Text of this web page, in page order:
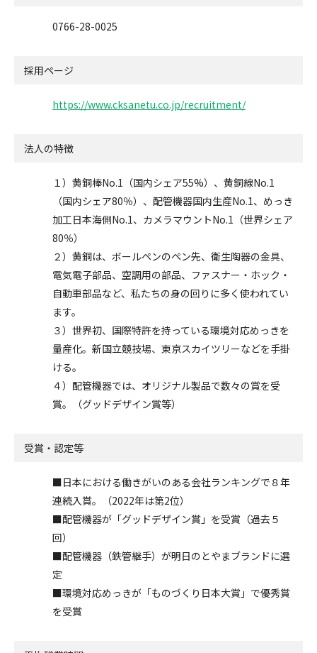
0766-28-0025
採用ページ
https://www.cksanetu.co.jp/recruitment/
法人の特徴
１）黄銅棒No.1（国内シェア55%）、黄銅線No.1
（国内シェア80％）、配管機器国内生産No.1、めっき
加工日本海側No.1、カメラマウントNo.1（世界シェア
80％）
２）黄銅は、ボールペンのペン先、衛生陶器の金具、
電気電子部品、空調用の部品、ファスナー・ホック・
自動車部品など、私たちの身の回りに多く使われてい
ます。
３）世界初、国際特許を持っている環境対応めっきを
量産化。新国立競技場、東京スカイツリーなどを手掛
ける。
４）配管機器では、オリジナル製品で数々の賞を受
賞。（グッドデザイン賞等）
受賞・認定等
■日本における働きがいのある会社ランキングで８年
連続入賞。（2022年は第2位）
■配管機器が「グッドデザイン賞」を受賞（過去５
回）
■配管機器（鉄管継手）が明日のとやまブランドに選
定
■環境対応めっきが「ものづくり日本大賞」で優秀賞
を受賞